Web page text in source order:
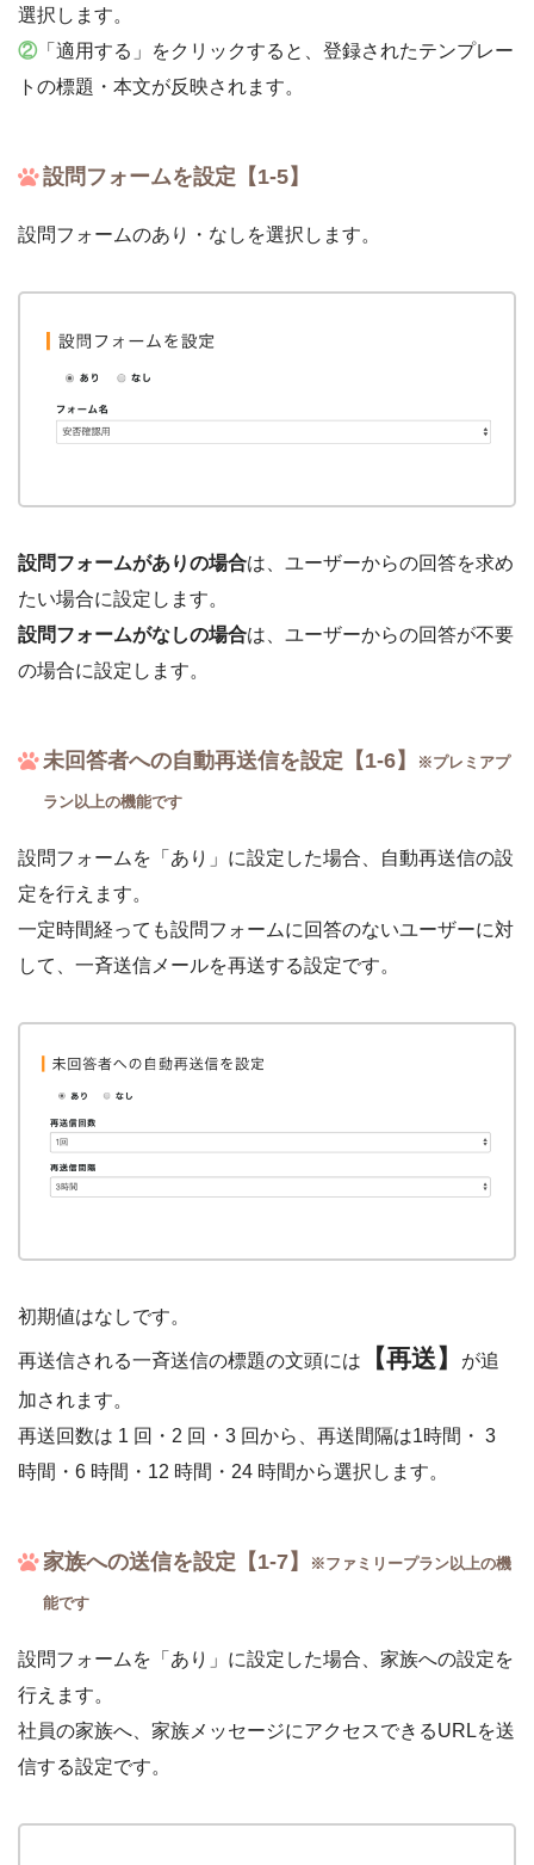
選択します。
② 「適用する」をクリックすると、登録されたテンプレー
トの標題・本文が反映されます。
設問フォームを設定【1-5】
設問フォームのあり・なしを選択します。
設問フォームがありの場合は、ユーザーからの回答を求め
たい場合に設定します。
設問フォームがなしの場合は、ユーザーからの回答が不要
の場合に設定します。
未回答者への自動再送信を設定【1-6】 ※プレミアプ
ラン以上の機能です
設問フォームを「あり」に設定した場合、自動再送信の設
定を行えます。
一定時間経っても設問フォームに回答のないユーザーに対
して、一斉送信メールを再送する設定です。
初期値はなしです。
再送信される一斉送信の標題の文頭には 【再送】
が追
加されます。
再送回数は 1 回・2 回・3 回から、再送間隔は1時間・ 3
時間・6 時間・12 時間・24 時間から選択します。
家族への送信を設定【1-7】 ※ファミリープラン以上の機
能です
設問フォームを「あり」に設定した場合、家族への設定を
行えます。
社員の家族へ、家族メッセージにアクセスできるURLを送
信する設定です。